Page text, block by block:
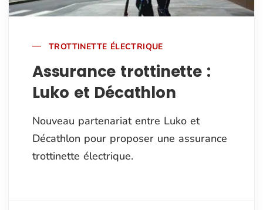
TROTTINETTE ÉLECTRIQUE
Assurance trottinette :
Luko et Décathlon
Nouveau partenariat entre Luko et
Décathlon pour proposer une assurance
trottinette électrique.